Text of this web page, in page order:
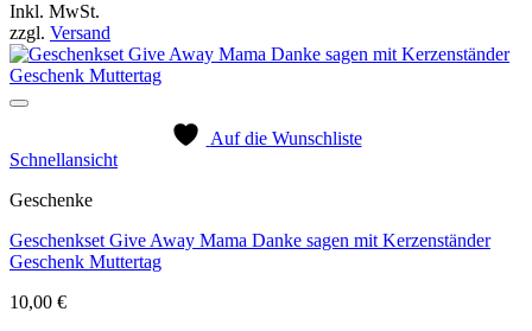
Inkl. MwSt.
zzgl. Versand
Auf die Wunschliste
Schnellansicht
Geschenke
Geschenkset Give Away Mama Danke sagen mit Kerzenständer
Geschenk Muttertag
10,00 €